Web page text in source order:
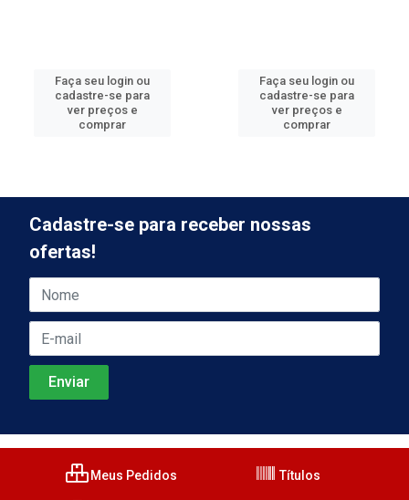
Faça seu login ou
cadastre-se para
ver preços e
comprar
Faça seu login ou
cadastre-se para
ver preços e
comprar
Cadastre-se para receber nossas
ofertas!
Meus Pedidos Títulos